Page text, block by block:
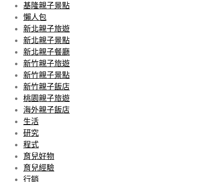
基隆親子景點
懶人包
新北親子旅遊
新北親子景點
新北親子餐廳
新竹親子旅遊
新竹親子景點
新竹親子飯店
桃園親子旅遊
海外親子飯店
生活
研究
程式
育兒好物
育兒經驗
行銷